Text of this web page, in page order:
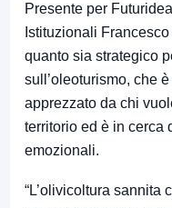
Presente per
Istituzionali
quanto sia strategico
sull’oleoturismo, che
apprezzato da chi
territorio ed è in cerca
emozionali.
“L’olivicoltura sannita